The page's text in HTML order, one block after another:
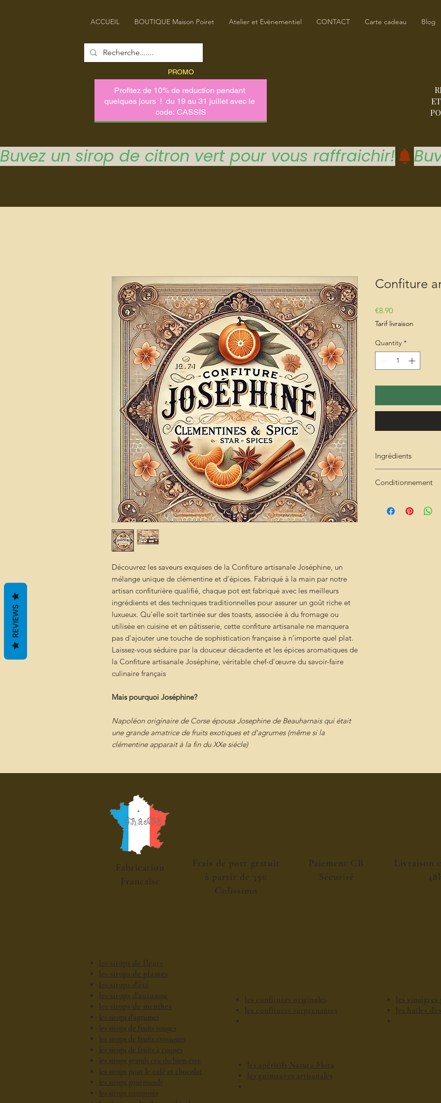
ACCUEIL BOUTIQUE Maison Poiret Atelier et Evènementiel CONTACT Carte cadeau Blog
PROMO
Buvez un sirop de citron vert pour vous raffraichir!
Découvrez les saveurs exquises de la Confiture artisanale Joséphine, un
mélange unique de clémentine et d’épices. Fabriqué à la main par notre
artisan confiturière qualifié, chaque pot est fabriqué avec les meilleurs
ingrédients et des techniques traditionnelles pour assurer un goût riche et
luxueux. Qu’elle soit tartinée sur des toasts, associée à du fromage ou
utilisée en cuisine et en pâtisserie, cette confiture artisanale ne manquera
pas d’ajouter une touche de sophistication française à n’importe quel plat.
Laissez-vous séduire par la douceur décadente et les épices aromatiques de
la Confiture artisanale Joséphine, véritable chef-d’œuvre du savoir-faire
culinaire français
Mais pourquoi Joséphine?
Napoléon originaire de Corse épousa Josephine de Beauharnais qui était
une grande amatrice de fruits exotiques et d'agrumes (même si la
clémentine apparait à la fin du XXe siécle)
Confiture
€8.90Price
Tarif livraison
Quantity *
Ingrédients
Conditionnement
Fabrication
Francaise
Frais de port gratuit
à partir de 35€
Colissimo
Paiement CB
Sécurisé
Livraison
les sirops de fleurs
les sirops de plantes
les sirops d'été
les sirops d'automne
les sirops de menthes
les sirops d'agrumes
les sirops de fruits rouges
les sirops de fruits exotiques
les sirops de fruits à coques
les sirops grands cru du bien-être
les sirops pour le café et chocolat
les sirops gourmands
les sirops composés
les confitures originales
les confitures surprenantes
les apéritifs Natura Flora
les guimauves artisanales
les vinaigres
les huiles
REVIEWS